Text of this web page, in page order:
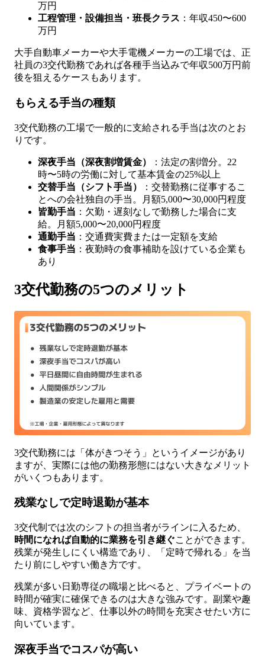
万円
工程管理・設備担当・班長クラス ：年収450〜600
万円
大手自動車メーカーや大手電機メーカーの工場では、正
社員の3交代勤務であれば各種手当込みで年収500万円前
後を狙えるケースもあります。
もらえる手当の種類
3交代勤務の工場で一般的に支給される手当は次のとお
りです。
深夜手当（深夜割増賃金）
：法定の割増分。22
時〜5時の労働に対して基本賃金の25%以上
交替手当（シフト手当）
：交替勤務に従事するこ
とへの会社独自の手当。月額5,000〜30,000円程度
皆勤手当 ：欠勤・遅刻なしで勤務した場合に支
給。月額5,000〜20,000円程度
通勤手当 ：交通費実費または一定額を支給
食事手当 ：夜勤時の食事補助を設けている企業も
あり
3交代勤務の5つのメリット
3交代勤務には「体がきつそう」というイメージがあり
ますが、実際には他の勤務形態にはない大きなメリット
がいくつもあります。
残業なしで定時退勤が基本
3交代制では次のシフトの担当者がラインに入るため、
時間になれば自動的に業務を引き継ぐことができます。
残業が発生しにくい構造であり、「定時で帰れる」を当
たり前にしやすい働き方です。
残業が多い日勤専従の職場と比べると、プライベートの
時間が確実に確保できるのは大きな強みです。副業や趣
味、資格学習など、仕事以外の時間を充実させたい方に
向いています。
深夜手当でコスパが高い